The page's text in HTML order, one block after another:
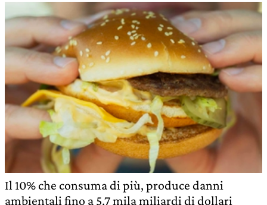
Il 10% che consuma di più, produce danni
ambientali fino a 5,7 mila miliardi di dollari